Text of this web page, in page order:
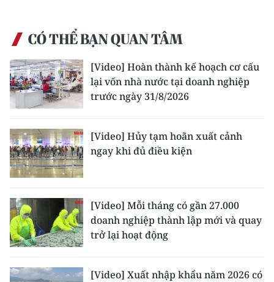
Media Giáo dục
Media Y tế
Media Khoa học - Công nghệ
Ảnh
Infographic
TIN MỚI
TIN ĐỊA PHƯƠNG
Trung du và miền núi phía Bắc
CÓ THỂ BẠN QUAN TÂM
[Video] Hoàn thành kế hoạch cơ cấu
lại vốn nhà nước tại doanh nghiệp
trước ngày 31/8/2026
[Video] Hủy tạm hoãn xuất cảnh
ngay khi đủ điều kiện
[Video] Mỗi tháng có gần 27.000
doanh nghiệp thành lập mới và quay
trở lại hoạt động
[Video] Xuất nhập khẩu năm 2026 có